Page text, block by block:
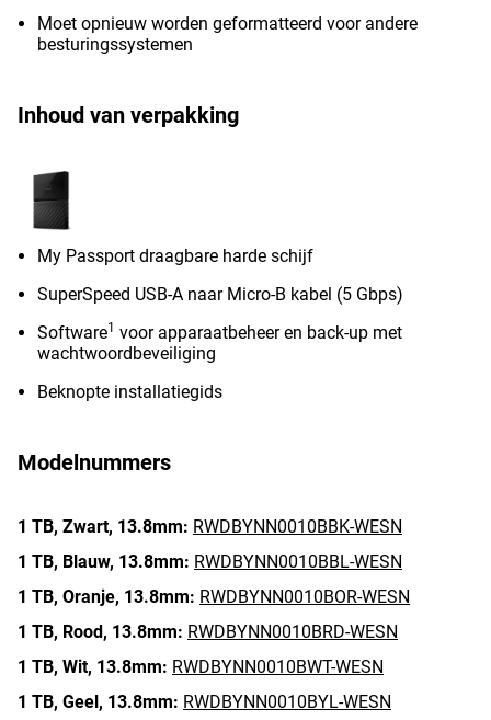
Moet opnieuw worden geformatteerd voor andere
besturingssystemen
Inhoud van verpakking
My Passport draagbare harde schijf
SuperSpeed ​​USB-A naar Micro-B kabel (5 Gbps)
Software1 voor apparaatbeheer en back-up met
wachtwoordbeveiliging
Beknopte installatiegids
Modelnummers
1 TB, Zwart, 13.8mm: RWDBYNN0010BBK-WESN
1 TB, Blauw, 13.8mm: RWDBYNN0010BBL-WESN
1 TB, Oranje, 13.8mm: RWDBYNN0010BOR-WESN
1 TB, Rood, 13.8mm: RWDBYNN0010BRD-WESN
1 TB, Wit, 13.8mm: RWDBYNN0010BWT-WESN
1 TB, Geel, 13.8mm: RWDBYNN0010BYL-WESN